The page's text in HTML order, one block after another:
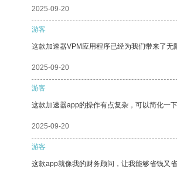
2025-09-20
游客
这款加速器VPM应用程序已经为我们带来了无
2025-09-20
游客
这款加速器app的操作有点复杂，可以简化一
2025-09-20
游客
这款app就像我的财务顾问，让我能够省钱又省